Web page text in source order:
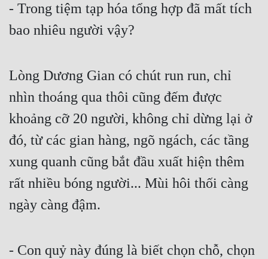
- Trong tiệm tạp hóa tổng hợp đã mất tích
bao nhiêu người vậy?
Lòng Dương Gian có chút run run, chỉ
nhìn thoáng qua thôi cũng đếm được
khoảng cỡ 20 người, không chỉ dừng lại ở
đó, từ các gian hàng, ngõ ngách, các tầng
xung quanh cũng bắt đầu xuất hiện thêm
rất nhiều bóng người... Mùi hôi thối càng
ngày càng đậm.
- Con quỷ này đúng là biết chọn chỗ, chọn